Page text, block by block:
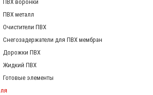
ПВХ воронки
ПВХ металл
Очистители ПВХ
Снегозадержатели для ПВХ мембран
Дорожки ПВХ
Жидкий ПВХ
Готовые элементы